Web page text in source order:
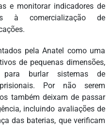
e monitorar indicadores de
à comercialização de
pela Anatel como uma
de pequenas dimensões,
para burlar sistemas de
Por não serem
também deixam de passar
incluindo avaliações de
das baterias, que verificam